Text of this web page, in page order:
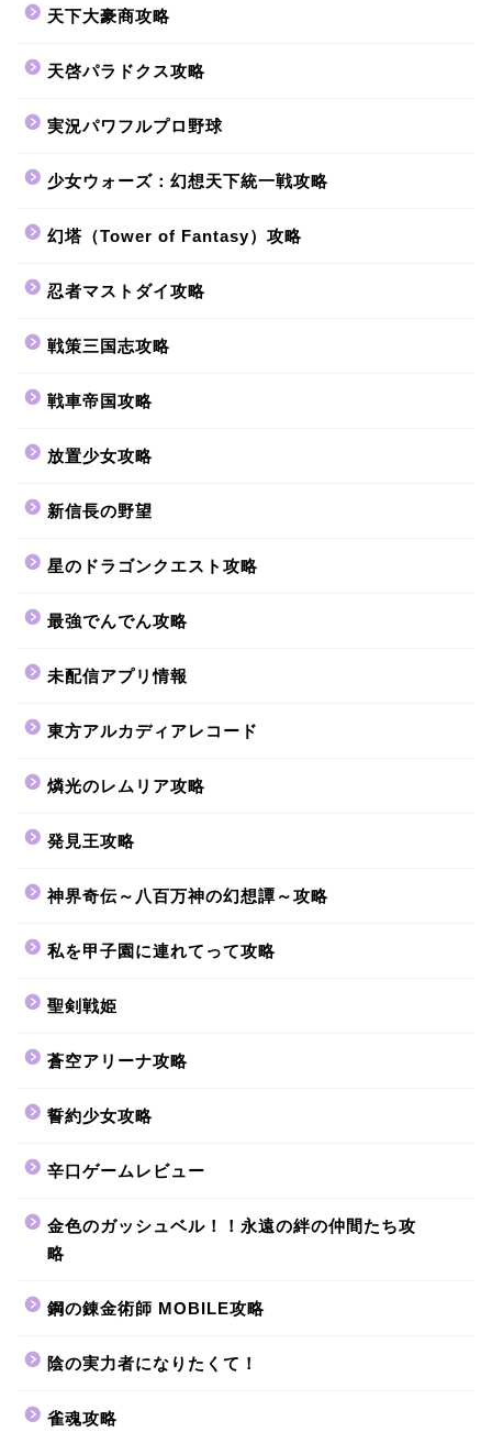
天下大豪商攻略
天啓パラドクス攻略
実況パワフルプロ野球
少女ウォーズ：幻想天下統一戦攻略
幻塔（Tower of Fantasy）攻略
忍者マストダイ攻略
戦策三国志攻略
戦車帝国攻略
放置少女攻略
新信長の野望
星のドラゴンクエスト攻略
最強でんでん攻略
未配信アプリ情報
東方アルカディアレコード
燐光のレムリア攻略
発見王攻略
神界奇伝～八百万神の幻想譚～攻略
私を甲子園に連れてって攻略
聖剣戦姫
蒼空アリーナ攻略
誓約少女攻略
辛口ゲームレビュー
金色のガッシュベル！！永遠の絆の仲間たち攻
略
鋼の錬金術師 MOBILE攻略
陰の実力者になりたくて！
雀魂攻略